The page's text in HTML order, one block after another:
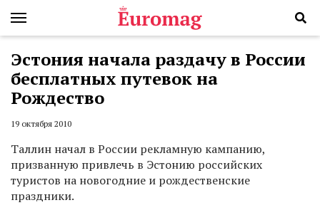
Эстония начала раздачу в России
бесплатных путевок на
Рождество
19 октября 2010
Таллин начал в России рекламную кампанию,
призванную привлечь в Эстонию российских
туристов на новогодние и рождественские
праздники.